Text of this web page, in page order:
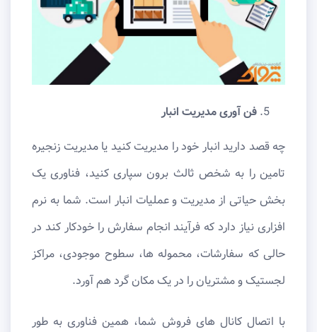
فن آوری مدیریت انبار
چه قصد دارید انبار خود را مدیریت کنید یا مدیریت زنجیره
تامین را به شخص ثالث برون سپاری کنید، فناوری یک
بخش حیاتی از مدیریت و عملیات انبار است. شما به نرم
افزاری نیاز دارد که فرآیند انجام سفارش را خودکار کند در
حالی که سفارشات، محموله ها، سطوح موجودی، مراکز
لجستیک و مشتریان را در یک مکان گرد هم آورد.
با اتصال کانال ‌های فروش شما، همین فناوری به ‌طور